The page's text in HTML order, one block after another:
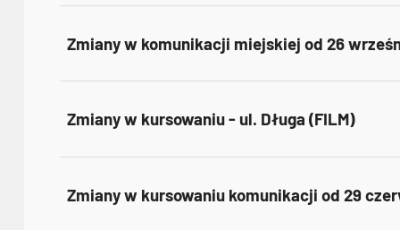
Zmiany w komunikacji miejskiej od 26
Zmiany w kursowaniu - ul. Długa (FILM)
Zmiany w kursowaniu komunikacji od 29